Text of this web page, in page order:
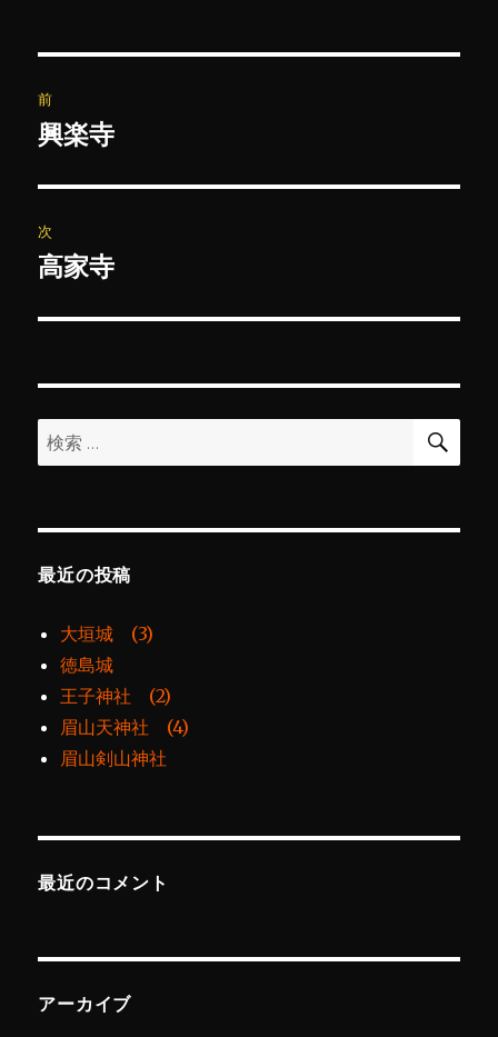
稿
ビ
ゲ
ー
ン
前
前
投
稿:
興楽寺
次
次
投
高家寺
検
索:
検
最近の投稿
大垣城 (3)
徳島城
王子神社 (2)
眉山天神社 (4)
眉山剣山神社
最近のコメント
アーカイブ